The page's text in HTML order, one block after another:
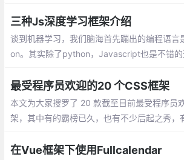
Ember.js、AngularJS 数据绑定的理念，再到
虚拟 DOM 的思想。
三种Js深度学习框架介绍
谈到机器学习，我们脑海首先蹦出的编程语
on。其实除了python，Javascript也是不错的
最受程序员欢迎的20 个CSS框架
本文为大家搜罗了 20 款截至目前最受程序员
架，其中有的霸榜已久，也有不少后起之秀，
在Vue框架下使用Fullcalendar